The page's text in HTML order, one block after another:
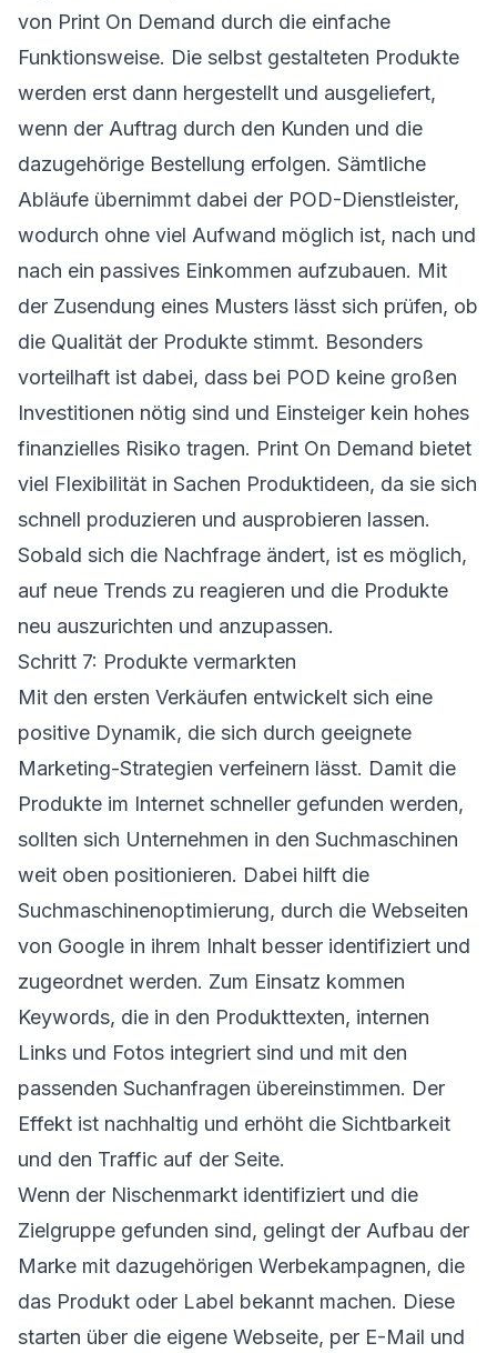
von Print On Demand durch die einfache
Funktionsweise. Die selbst gestalteten Produkte
werden erst dann hergestellt und ausgeliefert,
wenn der Auftrag durch den Kunden und die
dazugehörige Bestellung erfolgen. Sämtliche
Abläufe übernimmt dabei der POD-Dienstleister,
wodurch ohne viel Aufwand möglich ist, nach und
nach ein passives Einkommen aufzubauen. Mit
der Zusendung eines Musters lässt sich prüfen, ob
die Qualität der Produkte stimmt. Besonders
vorteilhaft ist dabei, dass bei POD keine großen
Investitionen nötig sind und Einsteiger kein hohes
finanzielles Risiko tragen. Print On Demand bietet
viel Flexibilität in Sachen Produktideen, da sie sich
schnell produzieren und ausprobieren lassen.
Sobald sich die Nachfrage ändert, ist es möglich,
auf neue Trends zu reagieren und die Produkte
neu auszurichten und anzupassen.
Schritt 7: Produkte vermarkten
Mit den ersten Verkäufen entwickelt sich eine
positive Dynamik, die sich durch geeignete
Marketing-Strategien verfeinern lässt. Damit die
Produkte im Internet schneller gefunden werden,
sollten sich Unternehmen in den Suchmaschinen
weit oben positionieren. Dabei hilft die
Suchmaschinenoptimierung, durch die Webseiten
von Google in ihrem Inhalt besser identifiziert und
zugeordnet werden. Zum Einsatz kommen
Keywords, die in den Produkttexten, internen
Links und Fotos integriert sind und mit den
passenden Suchanfragen übereinstimmen. Der
Effekt ist nachhaltig und erhöht die Sichtbarkeit
und den Traffic auf der Seite.
Wenn der Nischenmarkt identifiziert und die
Zielgruppe gefunden sind, gelingt der Aufbau der
Marke mit dazugehörigen Werbekampagnen, die
das Produkt oder Label bekannt machen. Diese
starten über die eigene Webseite, per E-Mail und